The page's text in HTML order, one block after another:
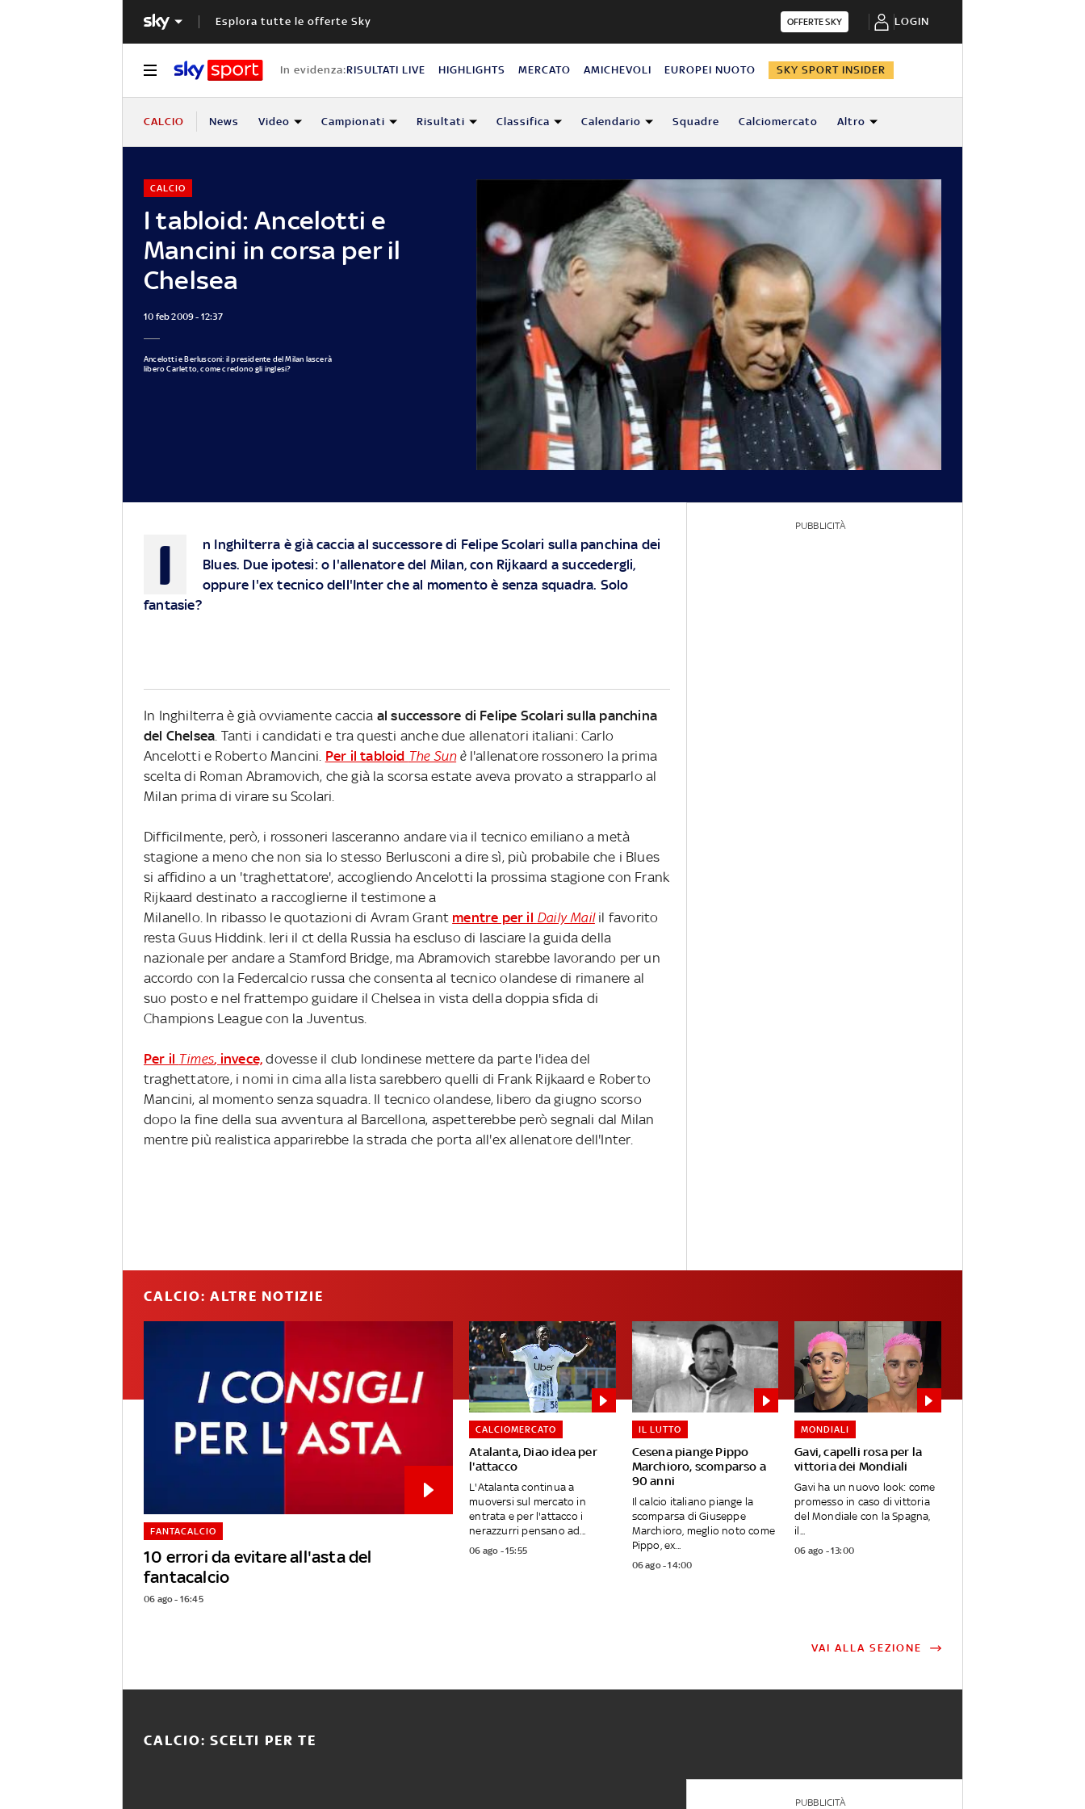
Esplora tutte le offerte Sky OFFERTE SKY LOGIN
In evidenza:RISULTATI LIVE HIGHLIGHTS MERCATO AMICHEVOLI EUROPEI NUOTO SKY SPORT INSIDER
CALCIO News Video Campionati Risultati Classifica Calendario Squadre Calciomercato Altro
I tabloid: Ancelotti e
Mancini in corsa per il
Chelsea
CALCIO
10 feb 2009 - 12:37
Ancelotti e Berlusconi: il presidente del Milan lascerà
libero Carletto, come credono gli inglesi?
I
n Inghilterra è già caccia al successore di Felipe Scolari sulla panchina dei
Blues. Due ipotesi: o l'allenatore del Milan, con Rijkaard a succedergli,
oppure l'ex tecnico dell'Inter che al momento è senza squadra. Solo
fantasie?
In Inghilterra è già ovviamente caccia al successore di Felipe Scolari sulla panchina
del Chelsea . Tanti i candidati e tra questi anche due allenatori italiani: Carlo
Ancelotti e Roberto Mancini. Per il tabloid The Sunè l'allenatore rossonero la prima
scelta di Roman Abramovich, che già la scorsa estate aveva provato a strapparlo al
Milan prima di virare su Scolari.
Difficilmente, però, i rossoneri lasceranno andare via il tecnico emiliano a metà
stagione a meno che non sia lo stesso Berlusconi a dire sì, più probabile che i Blues
si affidino a un 'traghettatore', accogliendo Ancelotti la prossima stagione con Frank
Rijkaard destinato a raccoglierne il testimone a
Milanello. In ribasso le quotazioni di Avram Grant mentre per il Daily Mailil favorito
resta Guus Hiddink. Ieri il ct della Russia ha escluso di lasciare la guida della
nazionale per andare a Stamford Bridge, ma Abramovich starebbe lavorando per un
accordo con la Federcalcio russa che consenta al tecnico olandese di rimanere al
suo posto e nel frattempo guidare il Chelsea in vista della doppia sfida di
Champions League con la Juventus.
Per il Times, invece, dovesse il club londinese mettere da parte l'idea del
traghettatore, i nomi in cima alla lista sarebbero quelli di Frank Rijkaard e Roberto
Mancini, al momento senza squadra. Il tecnico olandese, libero da giugno scorso
dopo la fine della sua avventura al Barcellona, aspetterebbe però segnali dal Milan
mentre più realistica apparirebbe la strada che porta all'ex allenatore dell'Inter.
PUBBLICITÀ
CALCIO: ALTRE NOTIZIE
10 errori da evitare all'asta del
fantacalcio
FANTACALCIO
06 ago - 16:45
Atalanta, Diao idea per
l'attacco
CALCIOMERCATO
L'Atalanta continua a
muoversi sul mercato in
entrata e per l'attacco i
nerazzurri pensano ad...
06 ago - 15:55
Cesena piange Pippo
Marchioro, scomparso a
90 anni
IL LUTTO
Il calcio italiano piange la
scomparsa di Giuseppe
Marchioro, meglio noto come
Pippo, ex...
06 ago - 14:00
Gavi, capelli rosa per la
vittoria dei Mondiali
MONDIALI
Gavi ha un nuovo look: come
promesso in caso di vittoria
del Mondiale con la Spagna,
il...
06 ago - 13:00
VAI ALLA SEZIONE
CALCIO: SCELTI PER TE
PUBBLICITÀ